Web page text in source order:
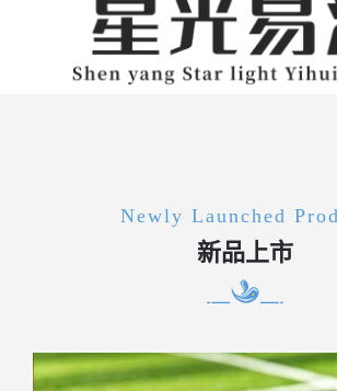
Newly Launched
新品上市